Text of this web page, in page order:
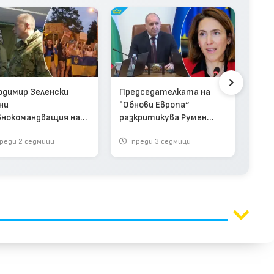
Зеленски
на
2 седмици
Председателката на
"Обнови Европа“
разкритикува Румен
преди 3 седмици